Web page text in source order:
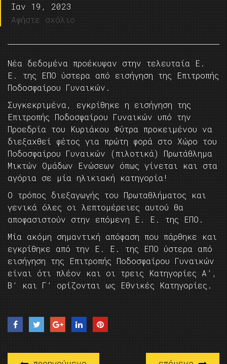
Ιαν 19, 2023
Αφήστε σχόλιο
Νέα δεδομένα προέκυψαν στην τελευταία Ε.
Ε. της ΕΠΟ ύστερα από εισήγηση της Επιτροπής
Ποδοσφαίρου Γυναικών.
Συγκεκριμένα, εγκρίθηκε η εισήγηση της
Επιτροπής Ποδοσφαίρου Γυναικών υπό την
Προεδρία του Κυριάκου Φύτρα προκειμένου να
διεξαχθεί φέτος για πρώτη φορά στο Χώρο του
Ποδοσφαίρου Γυναικών (πιλοτικά) Πρωτάθλημα
Μικτών Ομάδων Ενώσεων όπως γίνεται και στα
αγόρια σε μία ηλικιακή κατηγορία!
Ο τρόπος διεξαγωγής του Πρωταθλήματος και
γενικά όλες οι λεπτομέρειες αυτού θα
αποφασιστούν στην επόμενη Ε. Ε. της ΕΠΟ.
Μία ακόμη σημαντική απόφαση που πάρθηκε και
εγκρίθηκε από την Ε. Ε. της ΕΠΟ ύστερα από
εισήγηση της Επιτροπής Ποδοσφαίρου Γυναικών
είναι ότι πλέον και οι τρεις Κατηγορίες Α’,
Β’ και Γ’ ορίζονται ως Εθνικές Κατηγορίες.